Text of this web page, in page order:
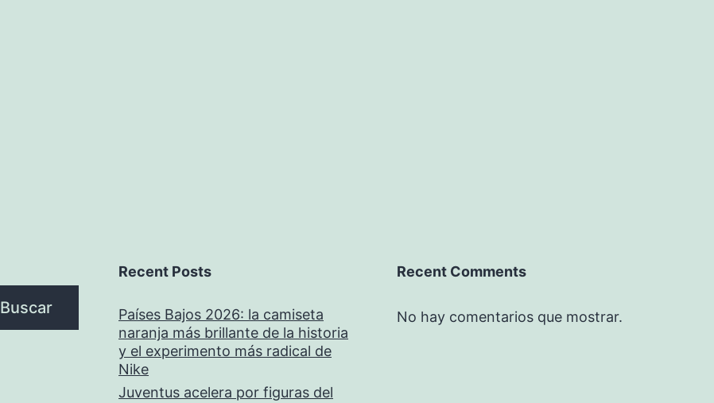
Buscar
Recent Posts
Países Bajos 2026: la camiseta
naranja más brillante de la historia
y el experimento más radical de
Nike
Juventus acelera por figuras del
Recent Comments
No hay comentarios que mostrar.